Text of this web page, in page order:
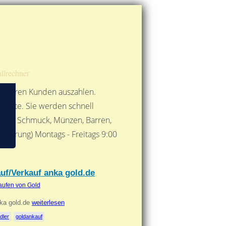
Kunden auszahlen.
Sie werden schnell
Schmuck, Münzen, Barren,
Montags - Freitags 9:00
Verkauf anka gold.de
von Gold
gold.de weiterlesen
goldankauf